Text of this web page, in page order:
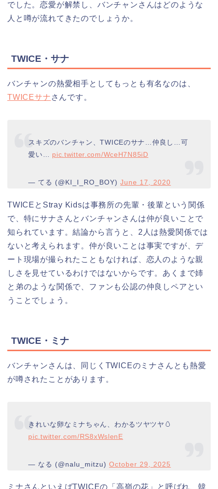
でした。恋愛が解禁し、バンチャンさんはどのような
人と噂が流れてきたのでしょうか。
TWICE・サナ
バンチャンの熱愛相手としてもっとも有名なのは、
TWICEサナ さんです。
スキズのバンチャン、TWICEのサナ…仲良し…可
愛い… pic.twitter.com/WceH7N85iD
— てる (@KI_I_RO_BOY)June 17, 2020
TWICEとStray Kidsは事務所の先輩・後輩という関係
で、特にサナさんとバンチャンさんは仲が良いことで
知られています。結論から言うと、2人は熱愛関係では
ないと考えられます。仲が良いことは事実ですが、デ
ート現場が撮られたこともなければ、恋人のような親
しさを見せているわけではないからです。あくまで姉
と弟のような関係で、ファンも公認の仲良しペアとい
うことでしょう。
TWICE・ミナ
バンチャンさんは、同じくTWICEのミナさんとも熱愛
が噂されたことがあります。
きれいな卵なミナちゃん、わかるツヤツヤ🥚
pic.twitter.com/RS8xWslenE
— なる (@nalu_mitzu)October 29, 2025
ミナさんといえばTWICEの「高嶺の花」と呼ばれ、韓